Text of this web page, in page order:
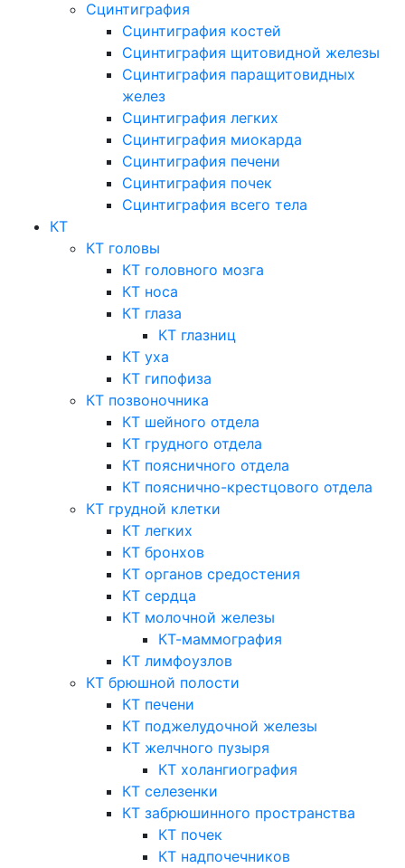
Сцинтиграфия
Сцинтиграфия костей
Сцинтиграфия щитовидной железы
Сцинтиграфия паращитовидных
желез
Сцинтиграфия легких
Сцинтиграфия миокарда
Сцинтиграфия печени
Сцинтиграфия почек
Сцинтиграфия всего тела
КТ
КТ головы
КТ головного мозга
КТ носа
КТ глаза
КТ глазниц
КТ уха
КТ гипофиза
КТ позвоночника
КТ шейного отдела
КТ грудного отдела
КТ поясничного отдела
КТ пояснично-крестцового отдела
КТ грудной клетки
КТ легких
КТ бронхов
КТ органов средостения
КТ сердца
КТ молочной железы
КТ-маммография
КТ лимфоузлов
КТ брюшной полости
КТ печени
КТ поджелудочной железы
КТ желчного пузыря
КТ холангиография
КТ селезенки
КТ забрюшинного пространства
КТ почек
КТ надпочечников